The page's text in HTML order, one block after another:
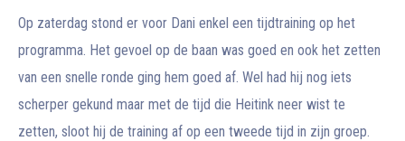
Op zaterdag stond er voor Dani enkel een tijdtraining op het
programma. Het gevoel op de baan was goed en ook het zetten
van een snelle ronde ging hem goed af. Wel had hij nog iets
scherper gekund maar met de tijd die Heitink neer wist te
zetten, sloot hij de training af op een tweede tijd in zijn groep.